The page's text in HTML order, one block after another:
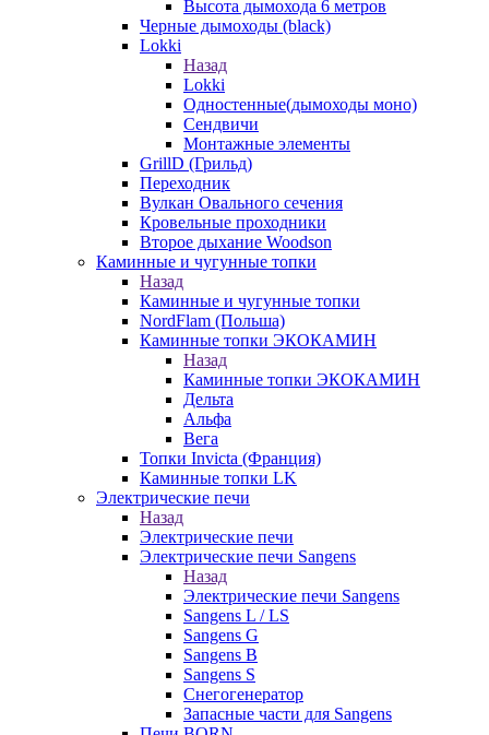
Высота дымохода 6 метров
Черные дымоходы (black)
Lokki
Назад
Lokki
Одностенные(дымоходы моно)
Сендвичи
Монтажные элементы
GrillD (Грильд)
Переходник
Вулкан Овального сечения
Кровельные проходники
Второе дыхание Woodson
Каминные и чугунные топки
Назад
Каминные и чугунные топки
NordFlam (Польша)
Каминные топки ЭКОКАМИН
Назад
Каминные топки ЭКОКАМИН
Дельта
Альфа
Вега
Топки Invicta (Франция)
Каминные топки LK
Электрические печи
Назад
Электрические печи
Электрические печи Sangens
Назад
Электрические печи Sangens
Sangens L / LS
Sangens G
Sangens B
Sangens S
Снегогенератор
Запасные части для Sangens